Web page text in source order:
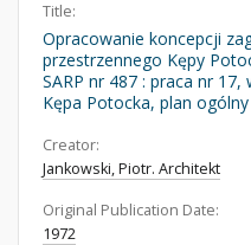
Title:
Opracowanie koncepcji
przestrzennego Kępy
SARP nr 487 : praca nr
Kępa Potocka, plan ogólny
Creator:
Jankowski, Piotr. Architekt
Original Publication Date:
1972